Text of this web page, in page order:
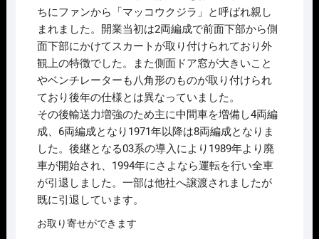
ちにファンから「マッコウクジラ」と呼ばれ親し
まれました。開業当初は2両編成で前面下部から側
面下部にかけてスカートが取り付けられており外
観上の特徴でした。また側面ドア窓が大きいこと
やベンチレーターも八角形のものが取り付けられ
ており後年の仕様とは異なっていました。
その後輸送力増強のため主に中間車を増備し4両編
成、6両編成となり1971年以降は8両編成となりま
した。後継となる03系の導入により1989年より廃
車が開始され、1994年にさよなら運転を行い全車
が引退しました。一部は他社へ譲渡されましたが
既に引退しています。
お取り寄せができます